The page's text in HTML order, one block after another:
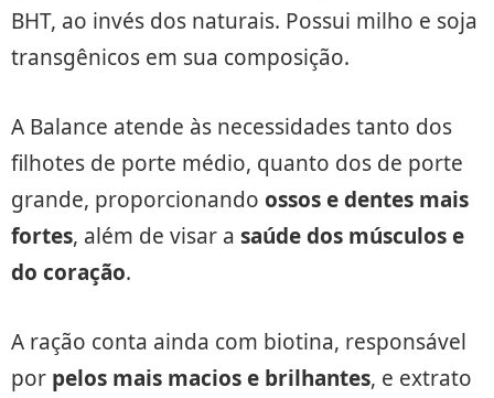
BHT, ao invés dos naturais. Possui milho e soja
transgênicos em sua composição.
A Balance atende às necessidades tanto dos
filhotes de porte médio, quanto dos de porte
grande, proporcionando ossos e dentes mais
fortes, além de visar a saúde dos músculos e
do coração.
A ração conta ainda com biotina, responsável
por pelos mais macios e brilhantes, e extrato